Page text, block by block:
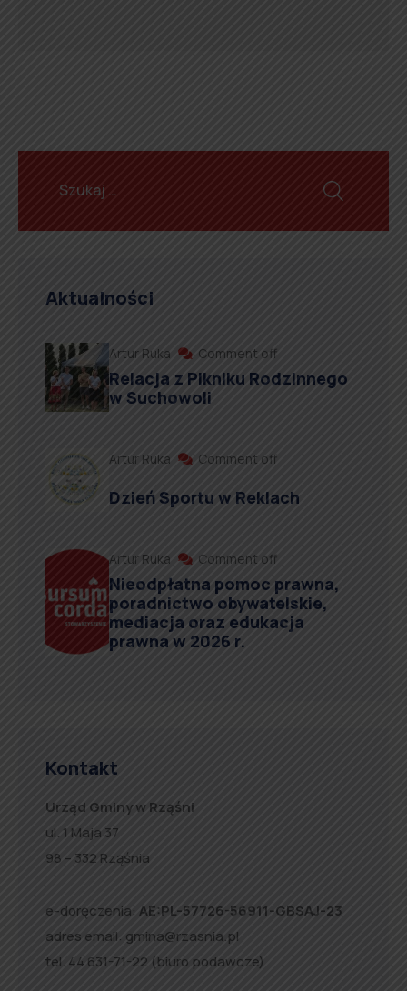
Aktualności
Artur Ruka Comment off
Relacja z Pikniku Rodzinnego
w Suchowoli
Artur Ruka Comment off
Dzień Sportu w Reklach
Artur Ruka Comment off
Nieodpłatna pomoc prawna,
poradnictwo obywatelskie,
mediacja oraz edukacja
prawna w 2026 r.
Kontakt
Urząd Gminy w Rząśni
ul. 1 Maja 37
98 – 332 Rząśnia
e-doręczenia: AE:PL-57726-56911-GBSAJ-23
adres email: gmina@rzasnia.pl
tel. 44 631-71-22 (biuro podawcze)